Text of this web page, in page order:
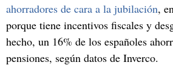
ahorradores de cara a la jubilación,
porque tiene incentivos fiscales y
hecho, un 16% de los españoles
pensiones, según datos de Inverco.